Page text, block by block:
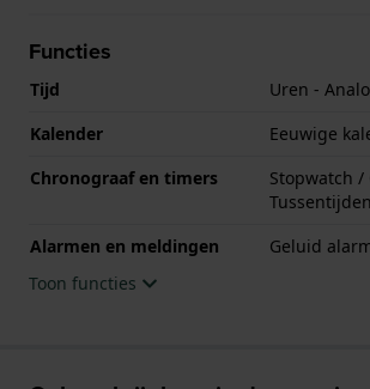
Functies
Tijd
Uren -
Kalender
Eeuwige
Chronograaf en timers
Stopwatch
Alarmen en meldingen
Geluid
Toon functies